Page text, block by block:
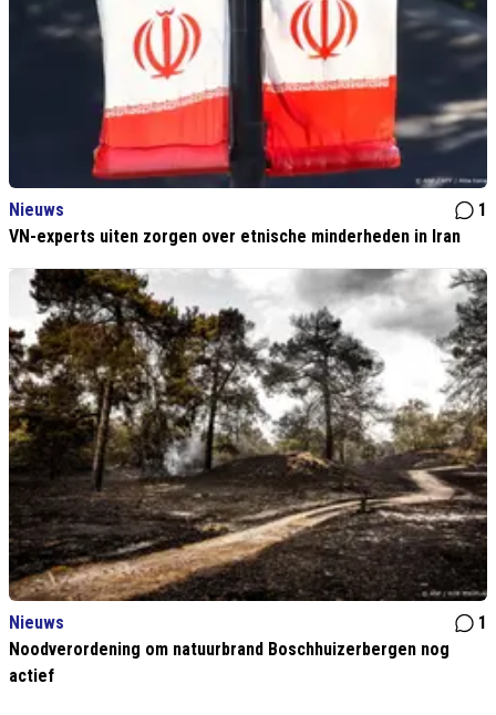
Nieuws
1
VN-experts uiten zorgen over etnische minderheden in Iran
Nieuws
1
Noodverordening om natuurbrand Boschhuizerbergen nog
actief